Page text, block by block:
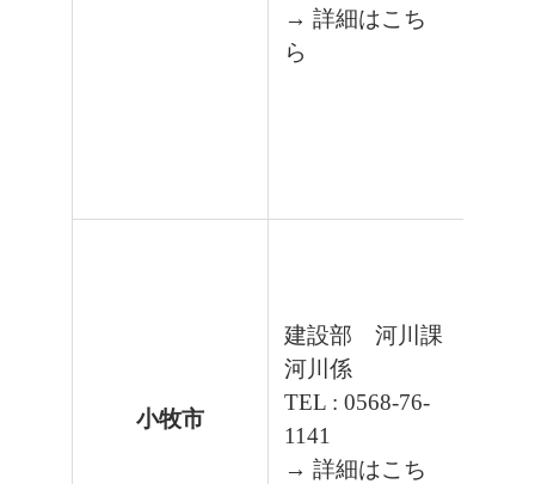
→ 詳細はこち
ら
小牧市
建設部 河川課
河川係
TEL : 0568-76-
1141
→ 詳細はこち